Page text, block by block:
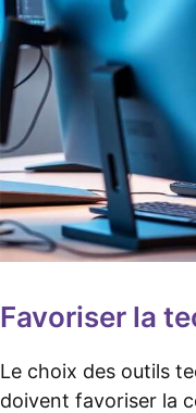
Favoriser la
Le choix des outils
doivent favoriser la